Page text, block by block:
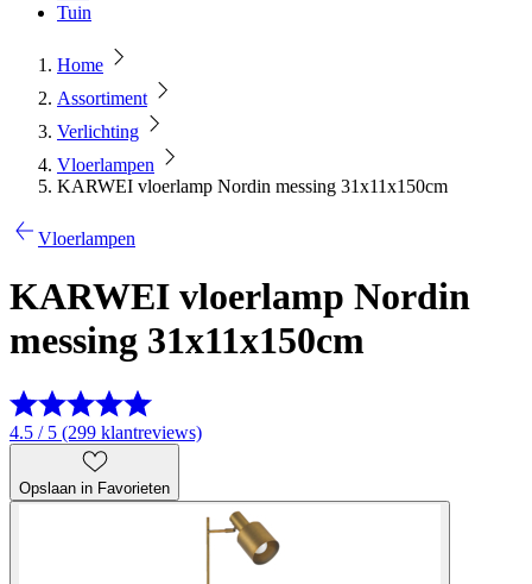
Tuin
Home
Assortiment
Verlichting
Vloerlampen
KARWEI vloerlamp Nordin messing 31x11x150cm
Vloerlampen
KARWEI vloerlamp Nordin
messing 31x11x150cm
4.5 / 5 (299 klantreviews)
Opslaan in Favorieten